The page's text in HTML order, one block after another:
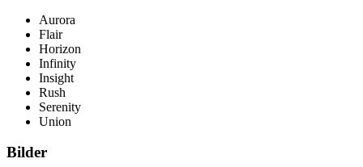
Aurora
Flair
Horizon
Infinity
Insight
Rush
Serenity
Union
Bilder